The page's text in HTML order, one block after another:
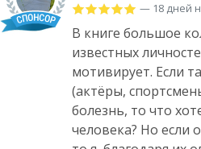
— 18 дней
В книге большое
известных
мотивирует. Если
(актёры,
болезнь, то что
человека? Но если